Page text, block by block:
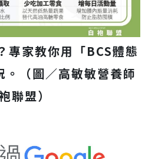
家教你用「BCS體態
。（圖／高敏敏營養師
聯盟）